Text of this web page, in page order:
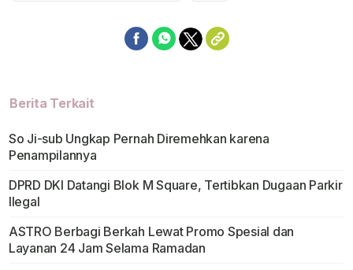
Berita Terkait
So Ji-sub Ungkap Pernah Diremehkan karena
Penampilannya
DPRD DKI Datangi Blok M Square, Tertibkan Dugaan Parkir
Ilegal
ASTRO Berbagi Berkah Lewat Promo Spesial dan
Layanan 24 Jam Selama Ramadan